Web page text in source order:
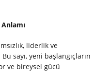
liderlik ve
sayı, yeni başlangıçların
ve bireysel gücü